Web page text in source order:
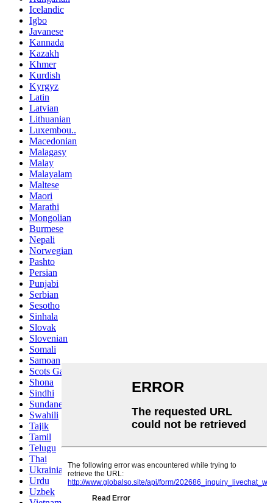
Icelandic
Igbo
Javanese
Kannada
Kazakh
Khmer
Kurdish
Kyrgyz
Latin
Latvian
Lithuanian
Luxembou..
Macedonian
Malagasy
Malay
Malayalam
Maltese
Maori
Marathi
Mongolian
Burmese
Nepali
Norwegian
Pashto
Persian
Punjabi
Serbian
Sesotho
Sinhala
Slovak
Slovenian
Somali
Samoan
Scots Gaelic
Shona
Sindhi
Sundanese
Swahili
Tajik
Tamil
Telugu
Thai
Ukrainian
Urdu
Uzbek